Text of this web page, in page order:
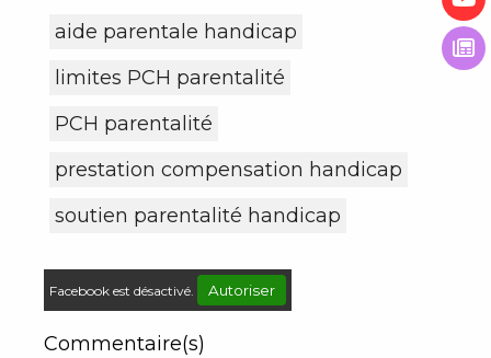
aide parentale handicap
limites PCH parentalité
PCH parentalité
prestation compensation handicap
soutien parentalité handicap
Facebook est désactivé. Autoriser
Commentaire(s)